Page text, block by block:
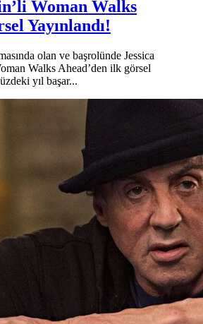
Woman Walks
Yayınlandı!
olan ve başrolünde Jessica
Walks Ahead’den ilk görsel
yıl başar...